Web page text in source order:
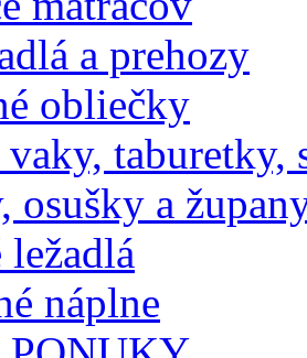
a prehozy
obliečky
vaky, taburetky,
osušky a
ležadlá
náplne